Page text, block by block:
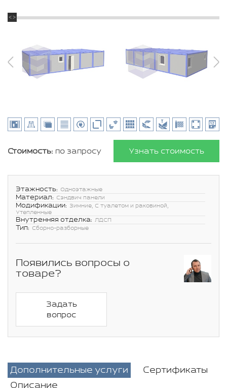
Стоимость: по запросу Узнать стоимость
Этажность: Одноэтажные
Материал: Сэндвич панели
Модификации: Зимние, С туалетом и раковиной,
Утепленные
Внутренняя отделка: ЛДСП
Тип: Сборно-разборные
Появились вопросы о
товаре?
Задать
вопрос
Дополнительные услуги
Сертификаты
Описание